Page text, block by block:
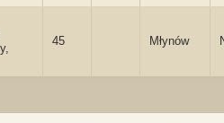
45 Młynów